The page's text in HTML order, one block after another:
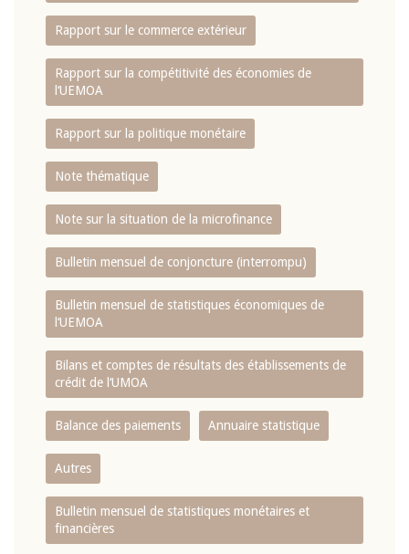
Rapport sur le commerce extérieur
Rapport sur la compétitivité des économies de
l‘UEMOA
Rapport sur la politique monétaire
Note thématique
Note sur la situation de la microfinance
Bulletin mensuel de conjoncture (interrompu)
Bulletin mensuel de statistiques économiques de
l‘UEMOA
Bilans et comptes de résultats des établissements de
crédit de l‘UMOA
Balance des paiements Annuaire statistique
Autres
Bulletin mensuel de statistiques monétaires et
financières